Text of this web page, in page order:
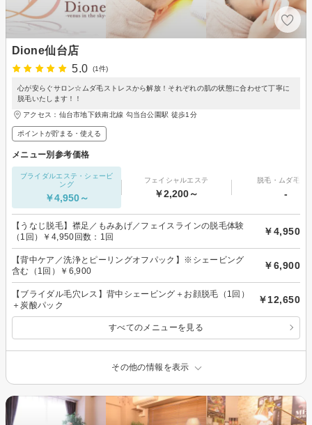
Dione仙台店
5.0
(1件)
心が安らぐサロン☆ムダ毛ストレスから解放！それぞれの肌の状態に合わせて丁寧に
脱毛いたします！！
アクセス：仙台市地下鉄南北線 勾当台公園駅 徒歩1分
ポイントが貯まる・使える
メニュー別参考価格
ブライダルエステ・シェービ
ング
￥4,950～
フェイシャルエステ
￥2,200～
脱毛・ムダ毛処
-
【うなじ脱毛】襟足／もみあげ／フェイスラインの脱毛体験
（1回）￥4,950回数：1回
￥4,950
【背中ケア／洗浄とピーリングオフパック】※シェービング
含む（1回）￥6,900
￥6,900
【ブライダル毛穴レス】背中シェービング＋お顔脱毛（1回）
＋炭酸パック
￥12,650
すべてのメニューを見る
その他の情報を表示